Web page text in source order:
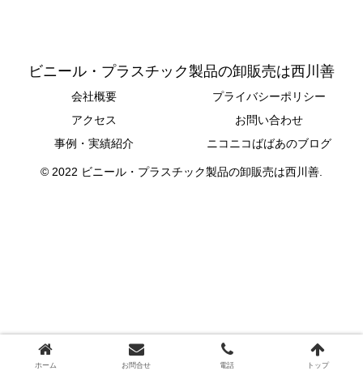
ビニール・プラスチック製品の卸販売は西川善
会社概要
プライバシーポリシー
アクセス
お問い合わせ
事例・実績紹介
ニコニコばばあのブログ
© 2022 ビニール・プラスチック製品の卸販売は西川善.
ホーム お問合せ 電話 トップ